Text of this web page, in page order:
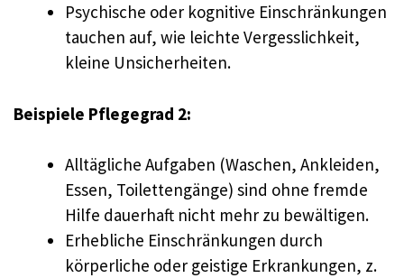
Psychische oder kognitive Einschränkungen
tauchen auf, wie leichte Vergesslichkeit,
kleine Unsicherheiten.
Beispiele Pflegegrad 2:
Alltägliche Aufgaben (Waschen, Ankleiden,
Essen, Toilettengänge) sind ohne fremde
Hilfe dauerhaft nicht mehr zu bewältigen.
Erhebliche Einschränkungen durch
körperliche oder geistige Erkrankungen, z.